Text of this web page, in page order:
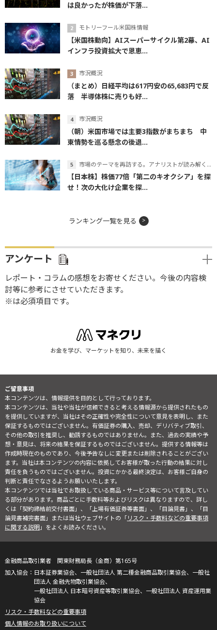
は良かったが株価が下落...
モトリーフール米国株情報
【米国株動向】AIスーパーサイクル第2幕、AI
インフラ投資拡大で恩恵...
市況概況
（まとめ）日経平均は617円安の65,683円で反
落 半導体株に売りも好...
市況概況
（朝）米国市場では主要3指数がまちまち 中
東情勢を巡る懸念の後退...
市場のテーマを再訪する。アナリストが読み解くテーマの本質
【日本株】株価77倍「第二のキオクシア」を探
せ！次の大化け企業を探...
ランキング一覧を見る
アンケート
レポート・コラムの感想をお寄せください。今後の内容検
討等に参考にさせていただきます。
※は必須項目です。
お金を学び、マーケットを知り、未来を描く
ご留意事項
本コンテンツは、情報提供を目的として行っております。
本コンテンツは、当社や当社が信頼できると考える情報源から提供されたもの
を提供していますが、当社はその正確性や完全性について意見を表明し、また
保証するものではございません。有価証券の購入、売却、デリバティブ取引、
その他の取引を推奨し、勧誘するものではありません。また、過去の実績や予
想・意見は、将来の結果を保証するものではございません。提供する情報等は
作成時現在のものであり、今後予告なしに変更または削除されることがござい
ます。当社は本コンテンツの内容に依拠してお客様が取った行動の結果に対し
責任を負うものではございません。投資にかかる最終決定は、お客様ご自身の
判断と責任でなさるようお願いいたします。
本コンテンツでは当社でお取扱している商品・サービス等について言及してい
る部分があります。商品ごとに手数料等およびリスクは異なりますので、詳し
くは「契約締結前交付書面」、「上場有価証券等書面」、「目論見書」、「目
論見書補完書面」または当社ウェブサイトの「リスク・手数料などの重要事項
に関する説明」をよくお読みください。
金融商品取引業者 関東財務局長（金商）第165号
日本証券業協会、一般社団法人 第二種金融商品取引業協会、一般社
団法人 金融先物取引業協会、
一般社団法人 日本暗号資産等取引業協会、一般社団法人 資産運用業
協会
リスク・手数料などの重要事項
個人情報のお取り扱いについて